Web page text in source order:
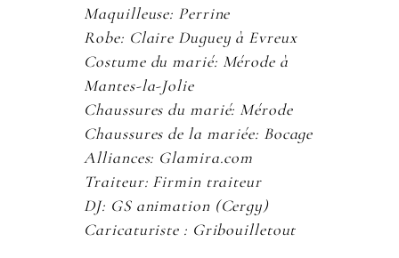
Maquilleuse: Perrine
Robe: Claire Duguey à Evreux
Costume du marié: Mérode à
Mantes-la-Jolie
Chaussures du marié: Mérode
Chaussures de la mariée: Bocage
Alliances: Glamira.com
Traiteur: Firmin traiteur
DJ: GS animation (Cergy)
Caricaturiste : Gribouilletout